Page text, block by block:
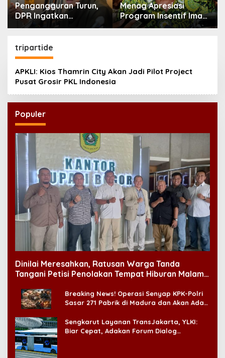
Pengangguran Turun,
DPR Ingatkan
Pentingnya
Pekerjaan yang Layak
Menag Apresiasi
Program Insentif Imam
Masjid di Jatim, DMI
tripartide
APKLI: Kios Thamrin City Akan Jadi Pilot Project
Pusat Grosir PKL Indonesia
Populer
Dinilai Meresahkan, Ratusan Warga Tanda
Tangani Petisi Penolakan Tempat Hiburan Malam
Breaking News! Operasi Senyap KPK-Polri
Sasar 271 Pabrik di Madura dan Akan Ada
Sengkarut Layanan TransJakarta, YLKI:
Biar Cepat, Adakan Forum Dialog